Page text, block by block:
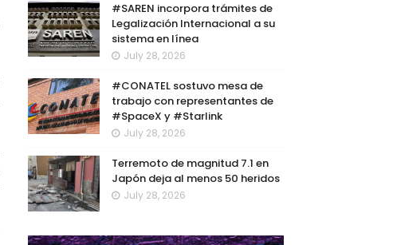
#SAREN incorpora trámites de
Legalización Internacional a su
sistema en línea
July 28, 2026
#CONATEL sostuvo mesa de
trabajo con representantes de
#SpaceX y #Starlink
July 28, 2026
Terremoto de magnitud 7.1 en
Japón deja al menos 50 heridos
July 28, 2026